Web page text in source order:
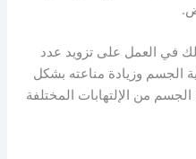
في العمل على تزويد عدد
الجسم وزيادة مناعته بشكل
من الإلتهابات المختلفة